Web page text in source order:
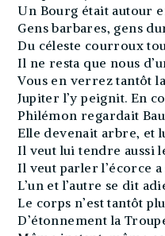
Un Bourg était autour
Gens barbares, gens
Du céleste courroux
Il ne resta que nous
Vous en verrez tantôt
Jupiter l’y peignit. En
Philémon regardait
Elle devenait arbre, et
Il veut lui tendre aussi
Il veut parler l’écorce a
L’un et l’autre se dit
Le corps n’est tantôt
D’étonnement la